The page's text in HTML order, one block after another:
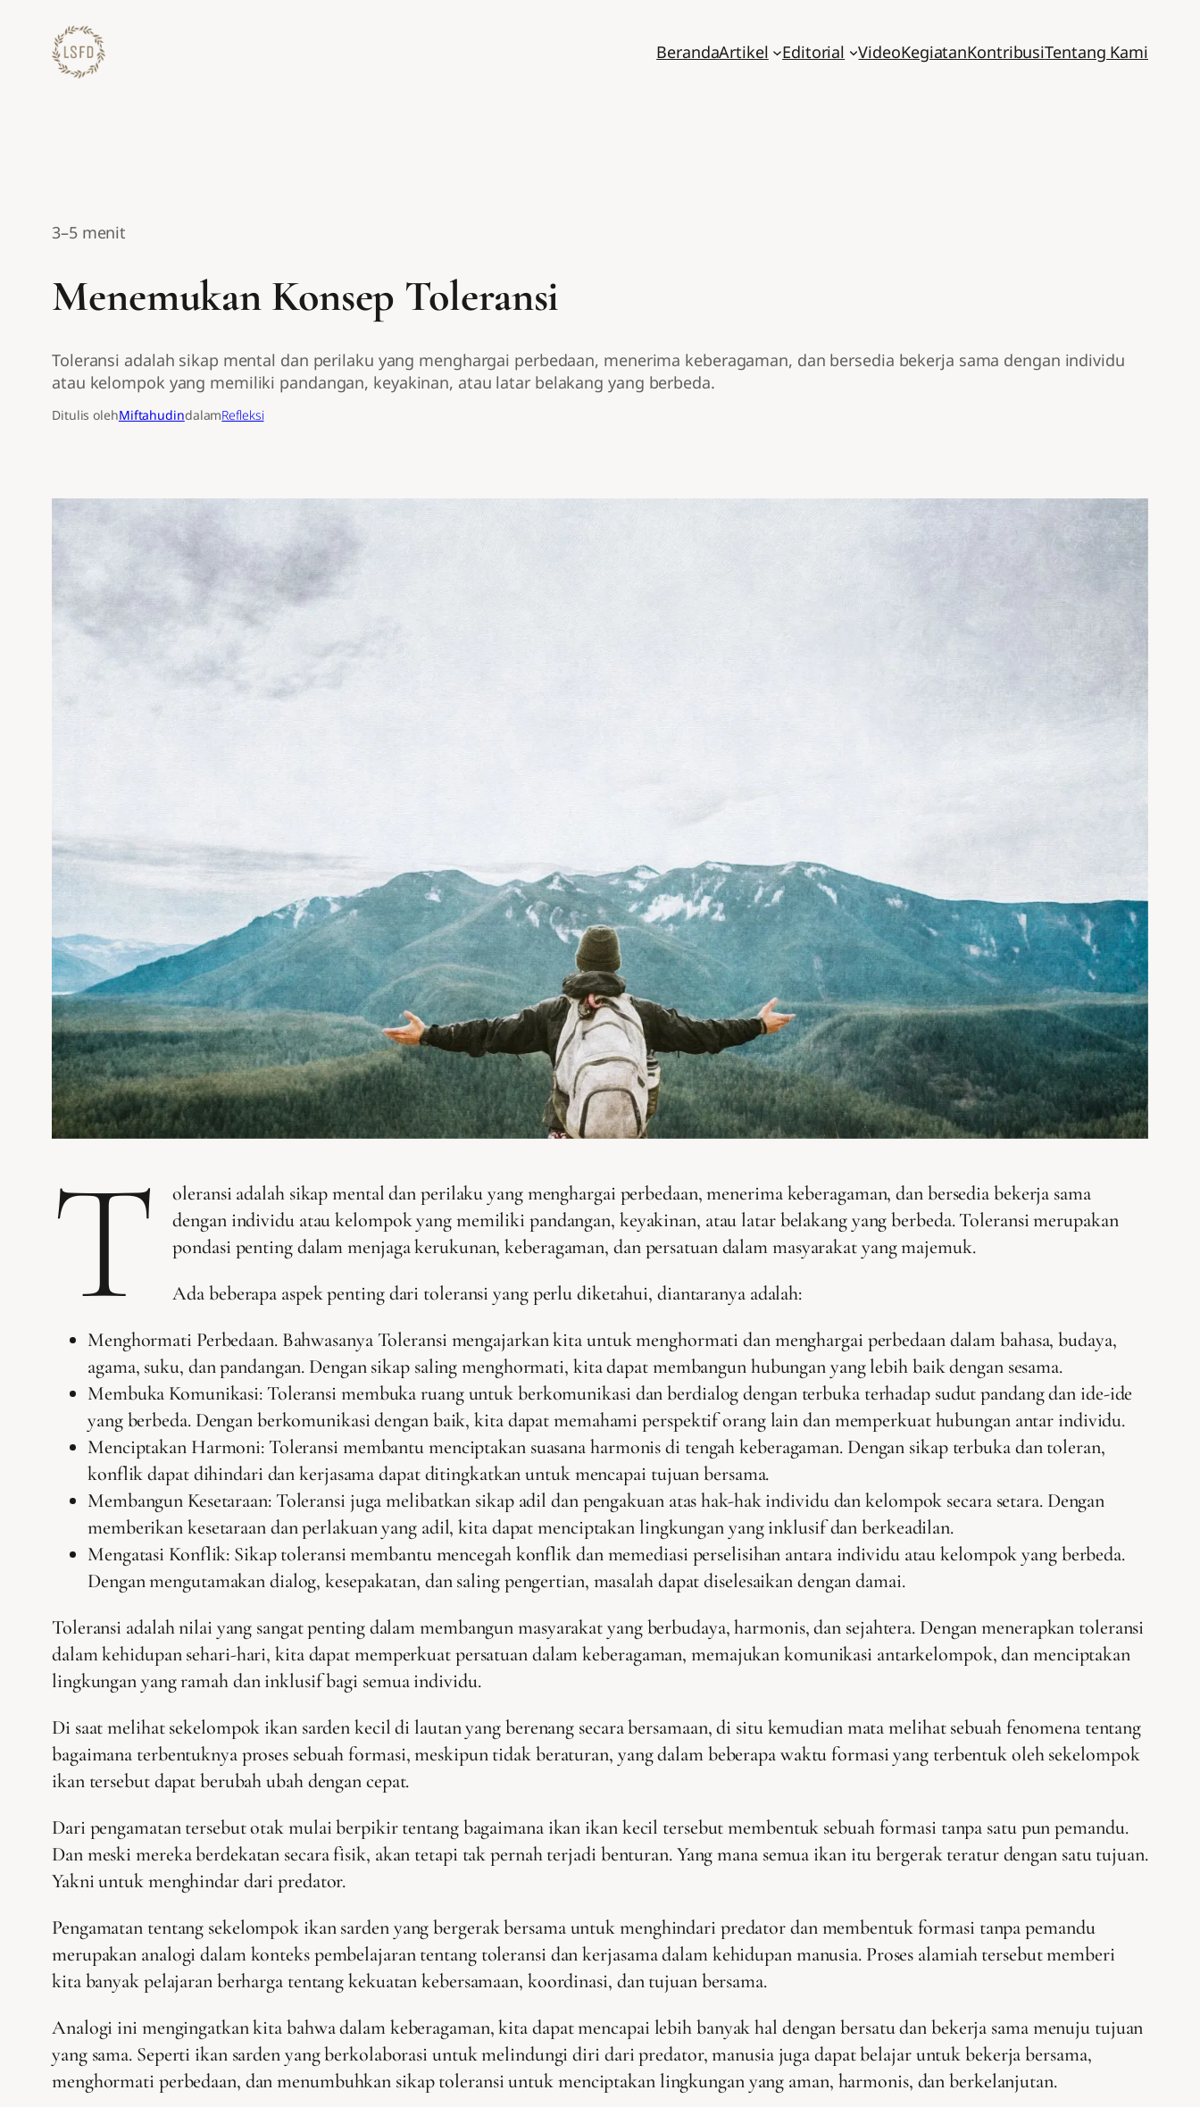
konten
BerandaArtikel Editorial VideoKegiatanKontribusiTentang Kami
3–5 menit
Menemukan Konsep Toleransi
Toleransi adalah sikap mental dan perilaku yang menghargai perbedaan, menerima keberagaman, dan bersedia bekerja sama dengan individu
atau kelompok yang memiliki pandangan, keyakinan, atau latar belakang yang berbeda.
Ditulis olehMiftahudindalamRefleksi
T
oleransi adalah sikap mental dan perilaku yang menghargai perbedaan, menerima keberagaman, dan bersedia bekerja sama
dengan individu atau kelompok yang memiliki pandangan, keyakinan, atau latar belakang yang berbeda. Toleransi merupakan
pondasi penting dalam menjaga kerukunan, keberagaman, dan persatuan dalam masyarakat yang majemuk.
Ada beberapa aspek penting dari toleransi yang perlu diketahui, diantaranya adalah:
Menghormati Perbedaan. Bahwasanya Toleransi mengajarkan kita untuk menghormati dan menghargai perbedaan dalam bahasa, budaya,
agama, suku, dan pandangan. Dengan sikap saling menghormati, kita dapat membangun hubungan yang lebih baik dengan sesama.
Membuka Komunikasi: Toleransi membuka ruang untuk berkomunikasi dan berdialog dengan terbuka terhadap sudut pandang dan ide-ide
yang berbeda. Dengan berkomunikasi dengan baik, kita dapat memahami perspektif orang lain dan memperkuat hubungan antar individu.
Menciptakan Harmoni: Toleransi membantu menciptakan suasana harmonis di tengah keberagaman. Dengan sikap terbuka dan toleran,
konflik dapat dihindari dan kerjasama dapat ditingkatkan untuk mencapai tujuan bersama.
Membangun Kesetaraan: Toleransi juga melibatkan sikap adil dan pengakuan atas hak-hak individu dan kelompok secara setara. Dengan
memberikan kesetaraan dan perlakuan yang adil, kita dapat menciptakan lingkungan yang inklusif dan berkeadilan.
Mengatasi Konflik: Sikap toleransi membantu mencegah konflik dan memediasi perselisihan antara individu atau kelompok yang berbeda.
Dengan mengutamakan dialog, kesepakatan, dan saling pengertian, masalah dapat diselesaikan dengan damai.
Toleransi adalah nilai yang sangat penting dalam membangun masyarakat yang berbudaya, harmonis, dan sejahtera. Dengan menerapkan toleransi
dalam kehidupan sehari-hari, kita dapat memperkuat persatuan dalam keberagaman, memajukan komunikasi antarkelompok, dan menciptakan
lingkungan yang ramah dan inklusif bagi semua individu.
Di saat melihat sekelompok ikan sarden kecil di lautan yang berenang secara bersamaan, di situ kemudian mata melihat sebuah fenomena tentang
bagaimana terbentuknya proses sebuah formasi, meskipun tidak beraturan, yang dalam beberapa waktu formasi yang terbentuk oleh sekelompok
ikan tersebut dapat berubah ubah dengan cepat.
Dari pengamatan tersebut otak mulai berpikir tentang bagaimana ikan ikan kecil tersebut membentuk sebuah formasi tanpa satu pun pemandu.
Dan meski mereka berdekatan secara fisik, akan tetapi tak pernah terjadi benturan. Yang mana semua ikan itu bergerak teratur dengan satu tujuan.
Yakni untuk menghindar dari predator.
Pengamatan tentang sekelompok ikan sarden yang bergerak bersama untuk menghindari predator dan membentuk formasi tanpa pemandu
merupakan analogi dalam konteks pembelajaran tentang toleransi dan kerjasama dalam kehidupan manusia. Proses alamiah tersebut memberi
kita banyak pelajaran berharga tentang kekuatan kebersamaan, koordinasi, dan tujuan bersama.
Analogi ini mengingatkan kita bahwa dalam keberagaman, kita dapat mencapai lebih banyak hal dengan bersatu dan bekerja sama menuju tujuan
yang sama. Seperti ikan sarden yang berkolaborasi untuk melindungi diri dari predator, manusia juga dapat belajar untuk bekerja bersama,
menghormati perbedaan, dan menumbuhkan sikap toleransi untuk menciptakan lingkungan yang aman, harmonis, dan berkelanjutan.